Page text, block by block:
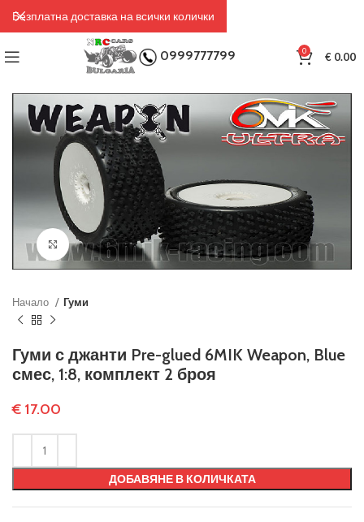
0999777799 0 €0.00
Click to enlarge
Начало Гуми
Гуми с джанти Pre-glued 6MIK Weapon, Blue
смес, 1:8, комплект 2 броя
€ 17.00
ДОБАВЯНЕ В КОЛИЧКАТА
Безплатна доставка на всички колички